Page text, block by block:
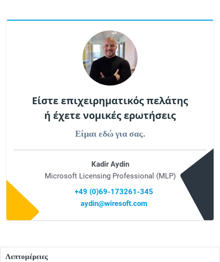
Είστε επιχειρηματικός πελάτης
ή έχετε νομικές ερωτήσεις
Είμαι εδώ για σας.
Kadir Aydin
Microsoft Licensing Professional (MLP)
+49 (0)69-173261-345
aydin@wiresoft.com
Λεπτομέρειες